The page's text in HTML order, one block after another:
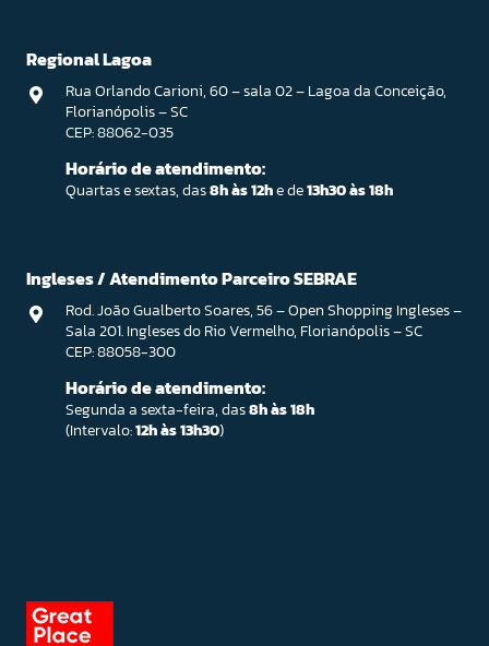
Regional Lagoa
Rua Orlando Carioni, 60 – sala 02 – Lagoa da Conceição,
Florianópolis – SC
CEP: 88062-035
Horário de atendimento:
Quartas e sextas, das8h às 12he de13h30 às 18h
Ingleses / Atendimento Parceiro SEBRAE
Rod. João Gualberto Soares, 56 – Open Shopping Ingleses –
Sala 201. Ingleses do Rio Vermelho, Florianópolis – SC
CEP: 88058-300
Horário de atendimento:
Segunda a sexta-feira, das8h às 18h
(Intervalo:12h às 13h30)